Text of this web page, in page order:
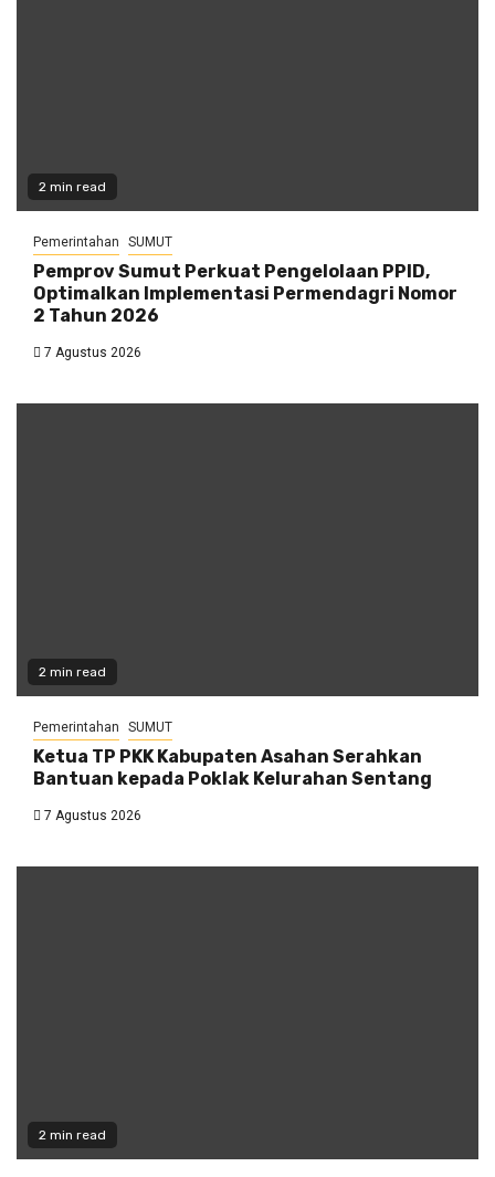
2 min read
Pemerintahan SUMUT
Pemprov Sumut Perkuat Pengelolaan PPID,
Optimalkan Implementasi Permendagri Nomor
2 Tahun 2026
7 Agustus 2026
2 min read
Pemerintahan SUMUT
Ketua TP PKK Kabupaten Asahan Serahkan
Bantuan kepada Poklak Kelurahan Sentang
7 Agustus 2026
2 min read